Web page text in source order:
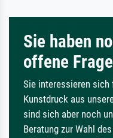
Sie haben
offene
Sie interessieren sich
Kunstdruck aus
sind sich aber noch
Beratung zur Wahl